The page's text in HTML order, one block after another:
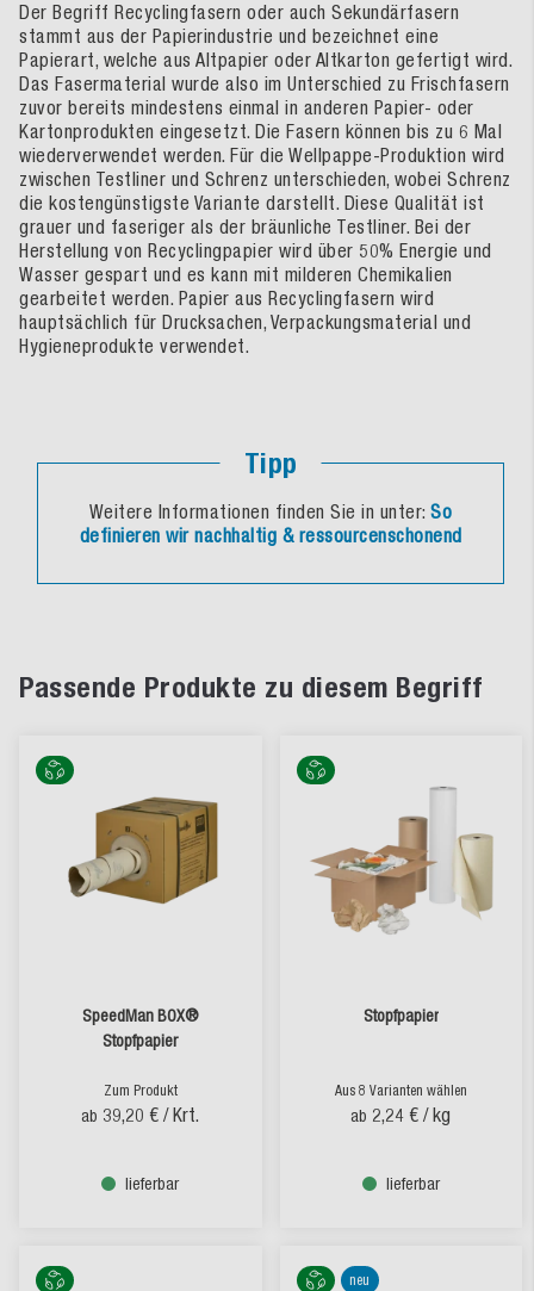
Der Begriff Recyclingfasern oder auch Sekundärfasern
stammt aus der Papierindustrie und bezeichnet eine
Papierart, welche aus Altpapier oder Altkarton gefertigt wird.
Das Fasermaterial wurde also im Unterschied zu Frischfasern
zuvor bereits mindestens einmal in anderen Papier- oder
Kartonprodukten eingesetzt. Die Fasern können bis zu 6 Mal
wiederverwendet werden. Für die Wellpappe-Produktion wird
zwischen Testliner und Schrenz unterschieden, wobei Schrenz
die kostengünstigste Variante darstellt. Diese Qualität ist
grauer und faseriger als der bräunliche Testliner. Bei der
Herstellung von Recyclingpapier wird über 50% Energie und
Wasser gespart und es kann mit milderen Chemikalien
gearbeitet werden. Papier aus Recyclingfasern wird
hauptsächlich für Drucksachen, Verpackungsmaterial und
Hygieneprodukte verwendet.
Tipp
Weitere Informationen finden Sie in unter:So
definieren wir nachhaltig & ressourcenschonend
Passende Produkte zu diesem Begriff
SpeedMan BOX®
Stopfpapier
Zum Produkt
ab 39,20 € / Krt.
lieferbar
Stopfpapier
Aus 8 Varianten wählen
ab 2,24 € / kg
lieferbar
neu